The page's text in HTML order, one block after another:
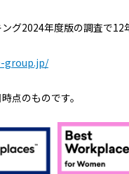
グ2024年度版の調査で12
group.jp/
点のものです。